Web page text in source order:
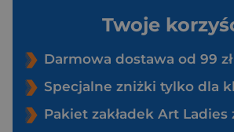
Twoje
Darmowa dostawa od 99
Specjalne zniżki tylko dla
Pakiet zakładek Art Ladies